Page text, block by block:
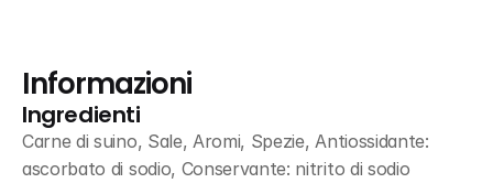
Informazioni
Ingredienti
Carne di suino, Sale, Aromi, Spezie, Antiossidante:
ascorbato di sodio, Conservante: nitrito di sodio